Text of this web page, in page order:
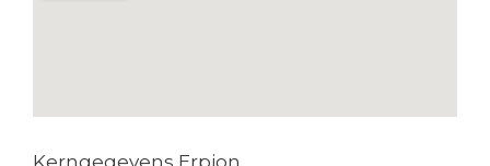
Kerngegevens Erpion